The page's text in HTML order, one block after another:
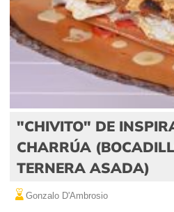
"CHIVITO" DE
CHARRÚA
TERNERA ASADA)
Gonzalo D'Ambrosio